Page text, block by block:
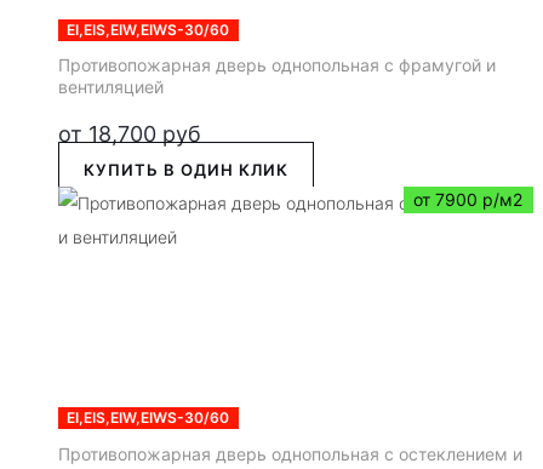
EI,EIS,EIW,EIWS-30/60
Противопожарная дверь однопольная с фрамугой и
вентиляцией
от 18,700 руб
КУПИТЬ В ОДИН КЛИК
от 7900 р/м2
EI,EIS,EIW,EIWS-30/60
Противопожарная дверь однопольная с остеклением и